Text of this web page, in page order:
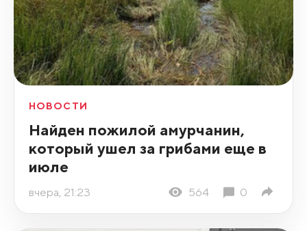
НОВОСТИ
Найден пожилой амурчанин,
который ушел за грибами еще в
июле
вчера, 21:23 564 0